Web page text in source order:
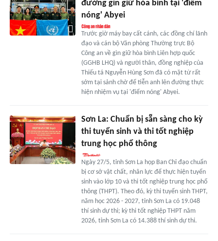
đường gìn giữ hòa bình tại 'điểm
nóng' Abyei
Trước giờ máy bay cất cánh, các đồng chí lãnh
đạo và cán bộ Văn phòng Thường trực Bộ
Công an về gìn giữ hòa bình Liên hợp quốc
(GGHB LHQ) và người thân, đồng nghiệp của
Thiếu tá Nguyễn Hùng Sơn đã có mặt từ rất
sớm tại sảnh chờ để tiễn anh lên đường thực
hiện nhiệm vụ tại 'điểm nóng' Abyei.
Sơn La: Chuẩn bị sẵn sàng cho kỳ
thi tuyển sinh và thi tốt nghiệp
trung học phổ thông
Ngày 27/5, tỉnh Sơn La họp Ban Chỉ đạo chuẩn
bị cơ sở vật chất, nhân lực để thực hiện tuyển
sinh vào lớp 10 và thi tốt nghiệp trung học phổ
thông (THPT). Theo đó, kỳ thi tuyển sinh THPT,
năm học 2026 - 2027, tỉnh Sơn La có 19.048
thí sinh dự thi; kỳ thi tốt nghiệp THPT năm
2026, tỉnh Sơn La có 14.388 thí sinh dự thi.